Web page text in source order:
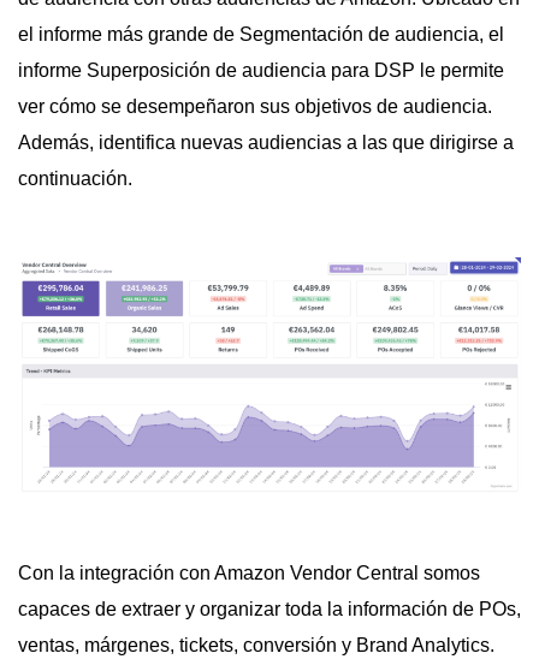
el informe más grande de Segmentación de audiencia, el
informe Superposición de audiencia para DSP le permite
ver cómo se desempeñaron sus objetivos de audiencia.
Además, identifica nuevas audiencias a las que dirigirse a
continuación.
Con la integración con Amazon Vendor Central somos
capaces de extraer y organizar toda la información de POs,
ventas, márgenes, tickets, conversión y Brand Analytics.